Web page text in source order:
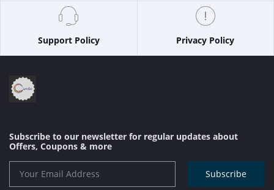
Support Policy Privacy Policy
Subscribe to our newsletter for regular updates about
Offers, Coupons & more
Subscribe